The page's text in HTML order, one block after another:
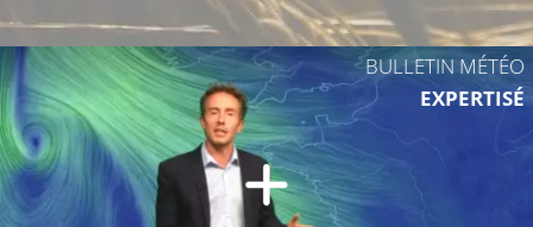
BULLETIN MÉTÉO
EXPERTISÉ